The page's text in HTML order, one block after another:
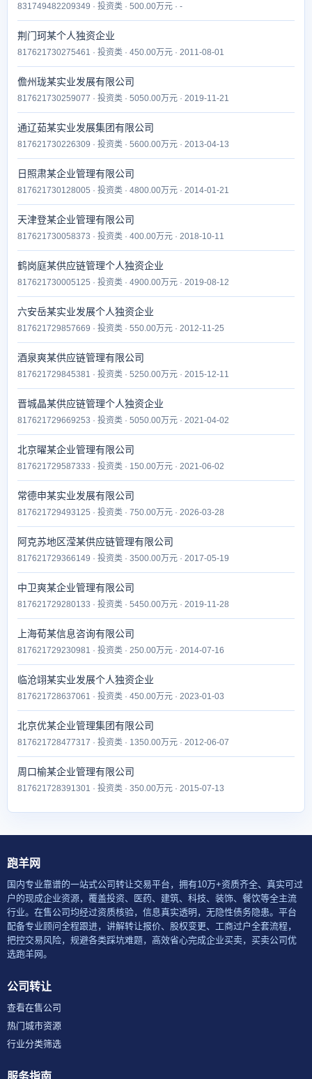
831749482209349 · 投资类 · 500.00万元 · -
荆门珂某个人独资企业
817621730275461 · 投资类 · 450.00万元 · 2011-08-01
儋州珑某实业发展有限公司
817621730259077 · 投资类 · 5050.00万元 · 2019-11-21
通辽茹某实业发展集团有限公司
817621730226309 · 投资类 · 5600.00万元 · 2013-04-13
日照肃某企业管理有限公司
817621730128005 · 投资类 · 4800.00万元 · 2014-01-21
天津登某企业管理有限公司
817621730058373 · 投资类 · 400.00万元 · 2018-10-11
鹤岗庭某供应链管理个人独资企业
817621730005125 · 投资类 · 4900.00万元 · 2019-08-12
六安岳某实业发展个人独资企业
817621729857669 · 投资类 · 550.00万元 · 2012-11-25
酒泉爽某供应链管理有限公司
817621729845381 · 投资类 · 5250.00万元 · 2015-12-11
晋城晶某供应链管理个人独资企业
817621729669253 · 投资类 · 5050.00万元 · 2021-04-02
北京曜某企业管理有限公司
817621729587333 · 投资类 · 150.00万元 · 2021-06-02
常德申某实业发展有限公司
817621729493125 · 投资类 · 750.00万元 · 2026-03-28
阿克苏地区滢某供应链管理有限公司
817621729366149 · 投资类 · 3500.00万元 · 2017-05-19
中卫爽某企业管理有限公司
817621729280133 · 投资类 · 5450.00万元 · 2019-11-28
上海荀某信息咨询有限公司
817621729230981 · 投资类 · 250.00万元 · 2014-07-16
临沧翊某实业发展个人独资企业
817621728637061 · 投资类 · 450.00万元 · 2023-01-03
北京优某企业管理集团有限公司
817621728477317 · 投资类 · 1350.00万元 · 2012-06-07
周口榆某企业管理有限公司
817621728391301 · 投资类 · 350.00万元 · 2015-07-13
跑羊网
国内专业靠谱的一站式公司转让交易平台，拥有10万+资质齐全、真实可过
户的现成企业资源，覆盖投资、医药、建筑、科技、装饰、餐饮等全主流
行业。在售公司均经过资质核验，信息真实透明，无隐性债务隐患。平台
配备专业顾问全程跟进，讲解转让报价、股权变更、工商过户全套流程，
把控交易风险，规避各类踩坑难题，高效省心完成企业买卖，买卖公司优
选跑羊网。
公司转让
查看在售公司
热门城市资源
行业分类筛选
服务指南